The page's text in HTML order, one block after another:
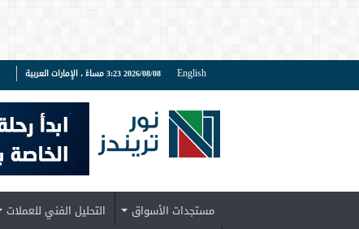
English 2026/08/08 3:23 مساءً ، الإمارات العربية
مستجدات الأسواق التحليل الفني للعملات